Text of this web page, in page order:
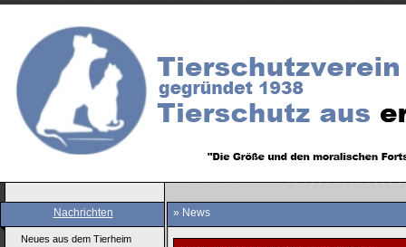
Nachrichten
Neues aus dem Tierheim
» News